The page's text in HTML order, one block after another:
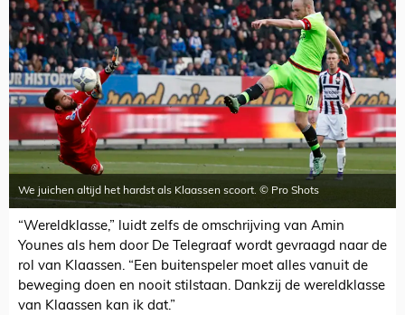
We juichen altijd het hardst als Klaassen scoort. © Pro Shots
“Wereldklasse,” luidt zelfs de omschrijving van Amin
Younes als hem door De Telegraaf wordt gevraagd naar de
rol van Klaassen. “Een buitenspeler moet alles vanuit de
beweging doen en nooit stilstaan. Dankzij de wereldklasse
van Klaassen kan ik dat.”